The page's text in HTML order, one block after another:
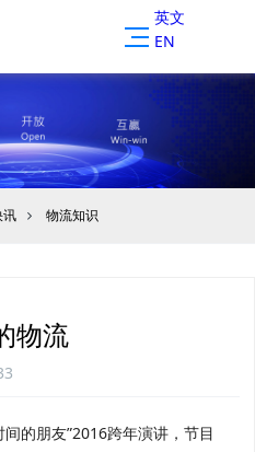
英文
EN
讯 物流知识
物流
的朋友”2016跨年演讲，节目